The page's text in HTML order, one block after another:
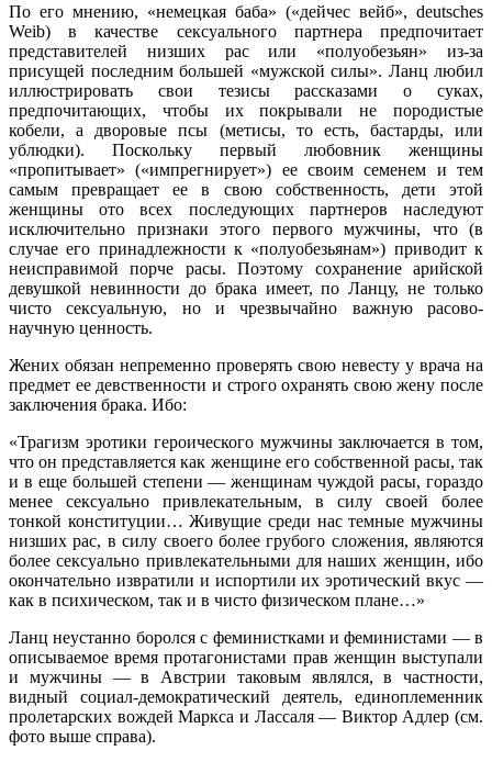
По его мнению, «немецкая баба» («дейчес вейб», deutsches
Weib) в качестве сексуального партнера предпочитает
представителей низших рас или «полуобезьян» из-за
присущей последним большей «мужской силы». Ланц любил
иллюстрировать свои тезисы рассказами о суках,
предпочитающих, чтобы их покрывали не породистые
кобели, а дворовые псы (метисы, то есть, бастарды, или
ублюдки). Поскольку первый любовник женщины
«пропитывает» («импрегнирует») ее своим семенем и тем
самым превращает ее в свою собственность, дети этой
женщины ото всех последующих партнеров наследуют
исключительно признаки этого первого мужчины, что (в
случае его принадлежности к «полуобезьянам») приводит к
неисправимой порче расы. Поэтому сохранение арийской
девушкой невинности до брака имеет, по Ланцу, не только
чисто сексуальную, но и чрезвычайно важную расово-
научную ценность.
Жених обязан непременно проверять свою невесту у врача на
предмет ее девственности и строго охранять свою жену после
заключения брака. Ибо:
«Трагизм эротики героического мужчины заключается в том,
что он представляется как женщине его собственной расы, так
и в еще большей степени — женщинам чуждой расы, гораздо
менее сексуально привлекательным, в силу своей более
тонкой конституции… Живущие среди нас темные мужчины
низших рас, в силу своего более грубого сложения, являются
более сексуально привлекательными для наших женщин, ибо
окончательно извратили и испортили их эротический вкус —
как в психическом, так и в чисто физическом плане…»
Ланц неустанно боролся с феминистками и феминистами — в
описываемое время протагонистами прав женщин выступали
и мужчины — в Австрии таковым являлся, в частности,
видный социал-демократический деятель, единоплеменник
пролетарских вождей Маркса и Лассаля — Виктор Адлер (см.
фото выше справа).